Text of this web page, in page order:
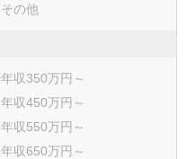
その他
年収350万円～
年収450万円～
年収550万円～
年収650万円～